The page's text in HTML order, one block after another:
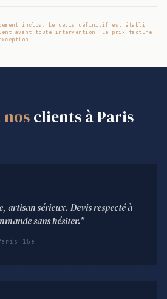
inclus. Le devis définitif est établi
avant toute intervention. Le prix facturé
nosclients à Paris
artisan sérieux. Devis respecté à
sans hésiter."
15e